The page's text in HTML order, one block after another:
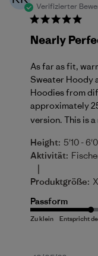
Verifizierter
Nearly
As far as fit,
Sweater Hoody
Hoodies from
approximately
version. This is
Height: 5'10 - 6'0
Aktivität:
|
Produktgröße:
Passform